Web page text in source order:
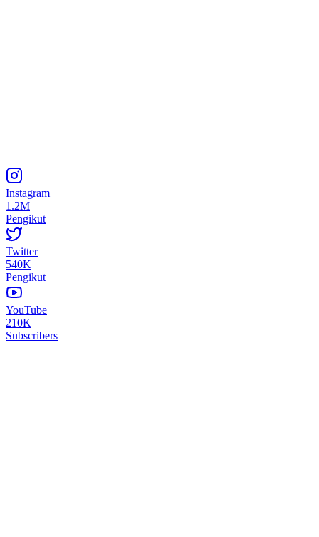
Instagram
1.2M
Pengikut
Twitter
540K
Pengikut
YouTube
210K
Subscribers